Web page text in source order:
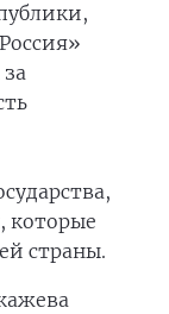
которые
страны.